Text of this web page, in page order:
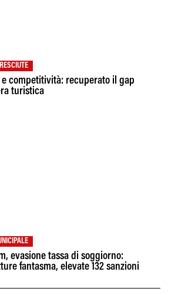
competitività: recuperato il gap
turistica
evasione tassa di soggiorno:
fantasma, elevate 132 sanzioni